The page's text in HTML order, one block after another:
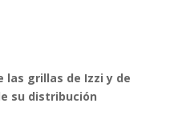
las grillas de Izzi y de
su distribución